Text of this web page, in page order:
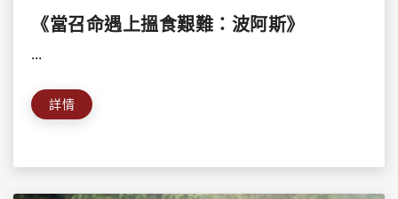
《當召命遇上搵食艱難：波阿斯》
...
詳情